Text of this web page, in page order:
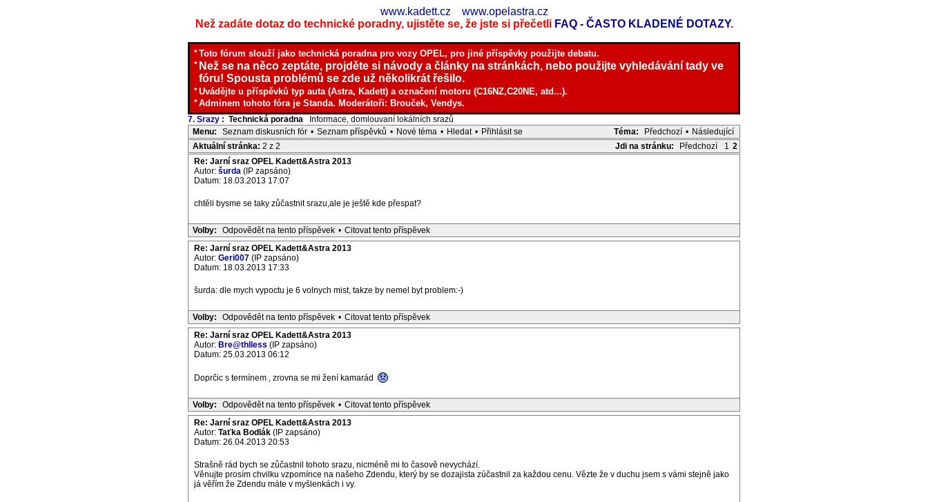
www.kadett.cz
www.opelastra.cz
Než zadáte dotaz do technické poradny, ujistěte se, že jste si přečetli FAQ - ČASTO KLADENÉ DOTAZY.
*Toto fórum slouží jako technická poradna pro vozy OPEL, pro jiné příspěvky použijte debatu.
* Než se na něco zeptáte, projděte si návody a články na stránkách, nebo použijte vyhledávání tady ve
fóru! Spousta problémů se zde už několikrát řešilo.
*Uvádějte u příspěvků typ auta (Astra, Kadett) a označení motoru (C16NZ,C20NE, atd...).
*Adminem tohoto fóra je Standa. Moderátoři: Brouček, Vendys.
7. Srazy : Technická poradna Informace, domlouvaní lokálních srazů
Téma:
Předchozí • Následující
Menu: Seznam diskusních fór • Seznam příspěvků • Nové téma • Hledat • Přihlásit se
Jdi na stránku:
Předchozí 1 2
Aktuální stránka: 2 z 2
Re: Jarní sraz OPEL Kadett&Astra 2013
Autor: šurda (IP zapsáno)
Datum: 18.03.2013 17:07
chtěli bysme se taky zůčastnit srazu,ale je ještě kde přespat?
Volby: Odpovědět na tento příspěvek • Citovat tento příspěvek
Re: Jarní sraz OPEL Kadett&Astra 2013
Autor: Geri007 (IP zapsáno)
Datum: 18.03.2013 17:33
šurda: dle mych vypoctu je 6 volnych mist, takze by nemel byt problem:-)
Volby: Odpovědět na tento příspěvek • Citovat tento příspěvek
Re: Jarní sraz OPEL Kadett&Astra 2013
Autor: Bre@thlless (IP zapsáno)
Datum: 25.03.2013 06:12
Doprčic s termínem , zrovna se mi žení kamarád
Volby: Odpovědět na tento příspěvek • Citovat tento příspěvek
Re: Jarní sraz OPEL Kadett&Astra 2013
Autor: Taťka Bodlák (IP zapsáno)
Datum: 26.04.2013 20:53
Strašně rád bych se zůčastnil tohoto srazu, nicméně mi to časově nevychází.
Věnujte prosím chvilku vzpomínce na našeho Zdendu, který by se dozajista zúčastnil za každou cenu. Vězte že v duchu jsem s vámi stejně jako
já věřím že Zdendu máte v myšlenkách i vy.